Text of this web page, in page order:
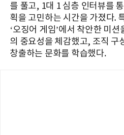
를 풀고, 1대 1 심층 인터뷰를
획을 고민하는 시간을 가졌다.
‘오징어 게임’에서 착안한 미션
의 중요성을 체감했고, 조직 구
창출하는 문화를 학습했다.